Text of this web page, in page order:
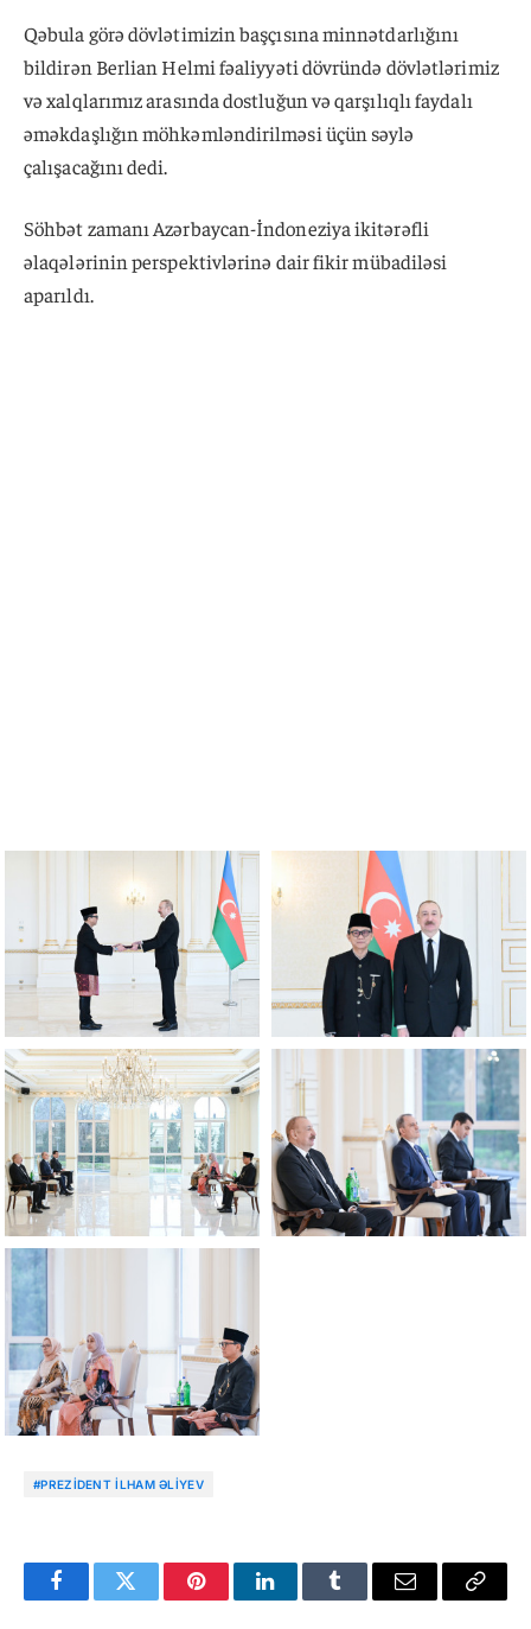
Qəbula görə dövlətimizin başçısına minnətdarlığını
bildirən Berlian Helmi fəaliyyəti dövründə dövlətlərimiz
və xalqlarımız arasında dostluğun və qarşılıqlı faydalı
əməkdaşlığın möhkəmləndirilməsi üçün səylə
çalışacağını dedi.
Söhbət zamanı Azərbaycan-İndoneziya ikitərəfli
əlaqələrinin perspektivlərinə dair fikir mübadiləsi
aparıldı.
#PREZIDENT İLHAM ƏLIYEV
FacebookTwitter PinterestLinkedInTumblr Email
Copy